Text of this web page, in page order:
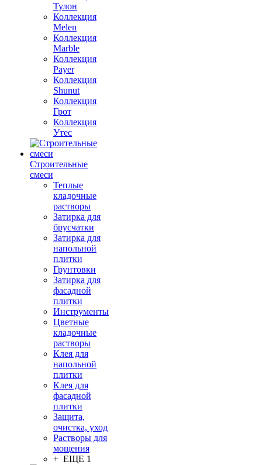
Тулон
Коллекция
Melen
Коллекция
Marble
Коллекция
Payer
Коллекция
Shunut
Коллекция
Грот
Коллекция
Утес
Строительные
смеси
Теплые
кладочные
растворы
Затирка для
брусчатки
Затирка для
напольной
плитки
Грунтовки
Затирка для
фасадной
плитки
Инструменты
Цветные
кладочные
растворы
Клея для
напольной
плитки
Клея для
фасадной
плитки
Защита,
очистка, уход
Растворы для
мощения
+ ЕЩЕ 1